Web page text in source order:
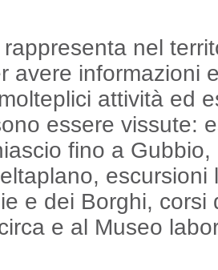
nel
avere informazioni
attività ed
essere vissute:
fino a
e dei Borghi,
e al Museo